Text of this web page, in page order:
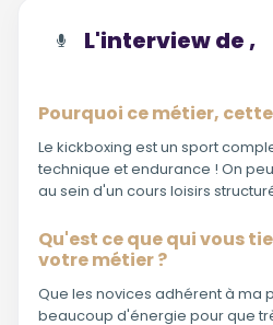
L'interview de ,
Pourquoi ce métier,
Le kickboxing est un sport
technique et endurance ! On
au sein d'un cours loisirs
Qu'est ce que qui vous
votre métier ?
Que les novices adhérent à ma
beaucoup d'énergie pour que